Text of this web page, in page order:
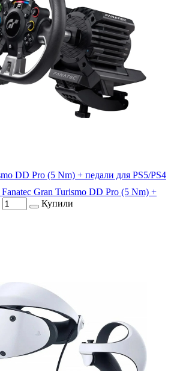
DD Pro (5 Nm) + педали для PS5/PS4
Gran Turismo DD Pro (5 Nm) +
Купили